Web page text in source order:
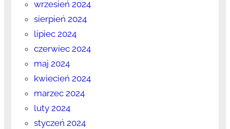
wrzesień 2024
sierpień 2024
lipiec 2024
czerwiec 2024
maj 2024
kwiecień 2024
marzec 2024
luty 2024
styczeń 2024